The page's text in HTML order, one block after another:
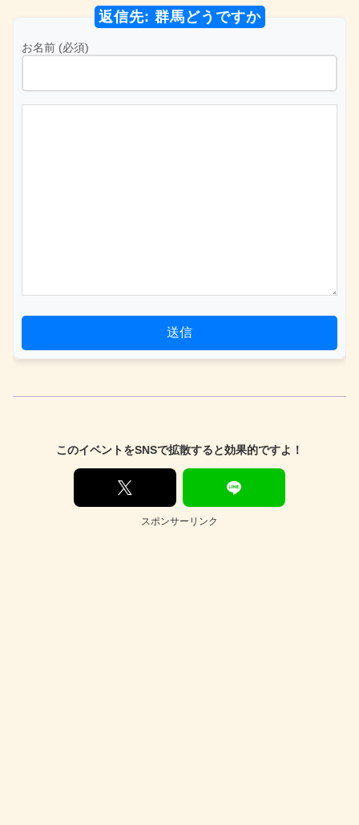
返信先: 群馬どうですか
お名前 (必須)
送信
このイベントをSNSで拡散すると効果的ですよ！
スポンサーリンク